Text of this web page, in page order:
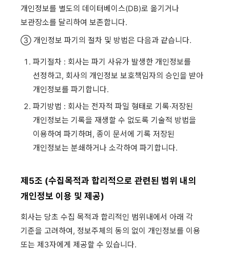
개인정보를 별도의 데이터베이스(DB)로 옮기거나
보관장소를 달리하여 보존합니다.
③ 개인정보 파기의 절차 및 방법은 다음과 같습니다.
파기절차 : 회사는 파기 사유가 발생한 개인정보를
선정하고, 회사의 개인정보 보호책임자의 승인을 받아
개인정보를 파기합니다.
파기방법 : 회사는 전자적 파일 형태로 기록·저장된
개인정보는 기록을 재생할 수 없도록 기술적 방법을
이용하여 파기하며, 종이 문서에 기록 저장된
개인정보는 분쇄하거나 소각하여 파기합니다.
제5조 (수집목적과 합리적으로 관련된 범위 내의
개인정보 이용 및 제공)
회사는 당초 수집 목적과 합리적인 범위내에서 아래 각
기준을 고려하여, 정보주체의 동의 없이 개인정보를 이용
또는 제3자에게 제공할 수 있습니다.